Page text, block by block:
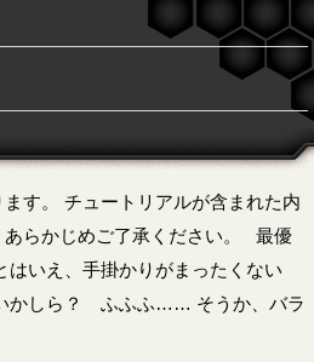
す。 チュートリアルが含まれた内
あらかじめご了承ください。 最優
いえ、手掛かりがまったくない
かしら？ ふふふ…… そうか、バラ